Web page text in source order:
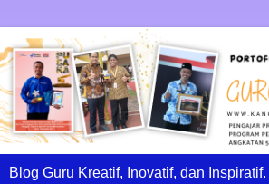
Blog Guru Kreatif, Inovatif, dan